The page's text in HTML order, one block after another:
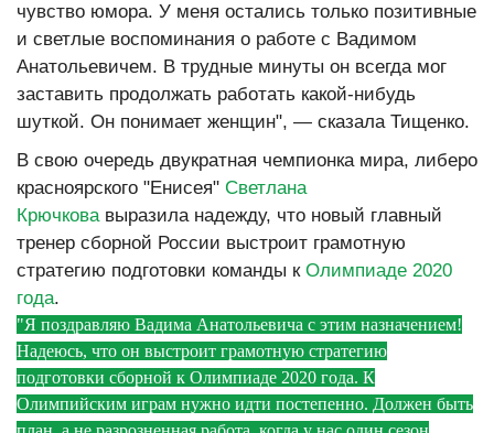
чувство юмора. У меня остались только позитивные
и светлые воспоминания о работе с Вадимом
Анатольевичем. В трудные минуты он всегда мог
заставить продолжать работать какой-нибудь
шуткой. Он понимает женщин", — сказала Тищенко.
В свою очередь двукратная чемпионка мира, либеро
красноярского "Енисея" Светлана
Крючковавыразила надежду, что новый главный
тренер сборной России выстроит грамотную
стратегию подготовки команды к Олимпиаде 2020
года.
"Я поздравляю Вадима Анатольевича с этим назначением!
Надеюсь, что он выстроит грамотную стратегию
подготовки сборной к Олимпиаде 2020 года. К
Олимпийским играм нужно идти постепенно. Должен быть